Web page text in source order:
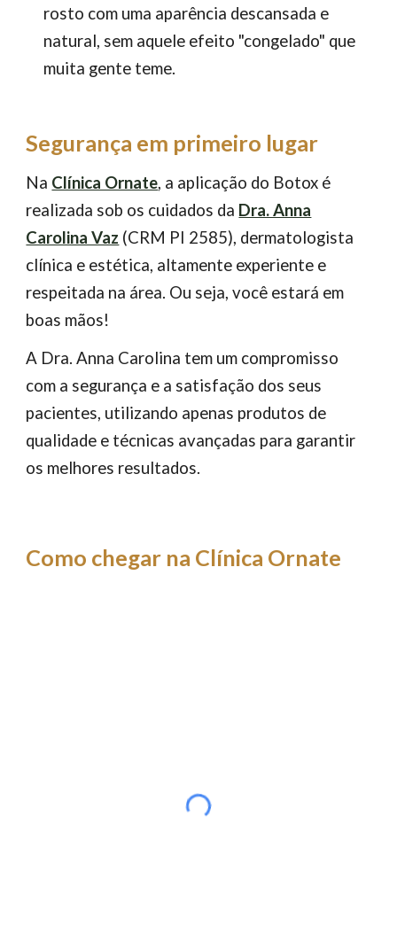
rosto com uma aparência descansada e
natural, sem aquele efeito "congelado" que
muita gente teme.
Segurança em primeiro lugar
Na Clínica Ornate, a aplicação do Botox é
realizada sob os cuidados da Dra. Anna
Carolina Vaz (CRM PI 2585), dermatologista
clínica e estética, altamente experiente e
respeitada na área. Ou seja, você estará em
boas mãos!
A Dra. Anna Carolina tem um compromisso
com a segurança e a satisfação dos seus
pacientes, utilizando apenas produtos de
qualidade e técnicas avançadas para garantir
os melhores resultados.
Como chegar na Clínica Ornate